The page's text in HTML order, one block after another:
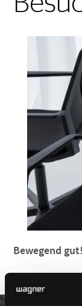
Bewegend gut!